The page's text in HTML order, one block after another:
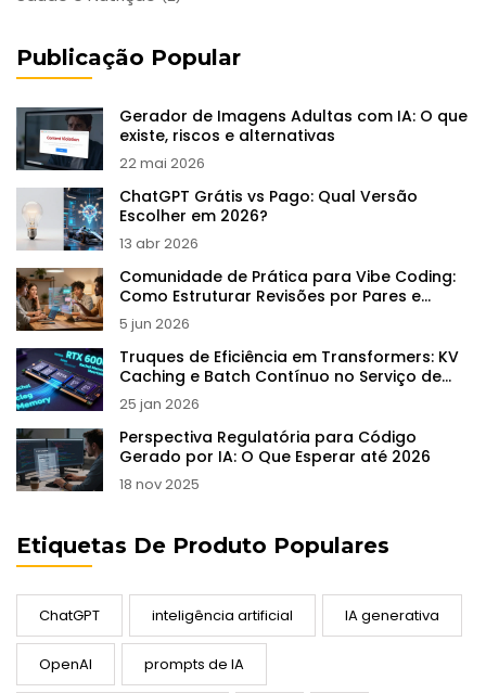
Publicação Popular
Gerador de Imagens Adultas com IA: O que
existe, riscos e alternativas
22 mai 2026
ChatGPT Grátis vs Pago: Qual Versão
Escolher em 2026?
13 abr 2026
Comunidade de Prática para Vibe Coding:
Como Estruturar Revisões por Pares e
Office Hours
5 jun 2026
Truques de Eficiência em Transformers: KV
Caching e Batch Contínuo no Serviço de
LLMs
25 jan 2026
Perspectiva Regulatória para Código
Gerado por IA: O Que Esperar até 2026
18 nov 2025
Etiquetas De Produto Populares
ChatGPT inteligência artificial IA generativa
OpenAI prompts de IA